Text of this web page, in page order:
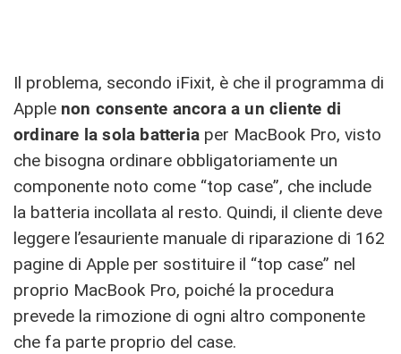
Il problema, secondo iFixit, è che il programma di
Apple non consente ancora a un cliente di
ordinare la sola batteria per MacBook Pro, visto
che bisogna ordinare obbligatoriamente un
componente noto come “top case”, che include
la batteria incollata al resto. Quindi, il cliente deve
leggere l’esauriente manuale di riparazione di 162
pagine di Apple per sostituire il “top case” nel
proprio MacBook Pro, poiché la procedura
prevede la rimozione di ogni altro componente
che fa parte proprio del case.